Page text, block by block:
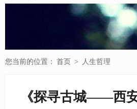
您当前的位置： 首页 > 人生哲理
《探寻古城——西